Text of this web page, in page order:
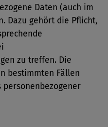
Daten (auch im
Dazu gehört die Pflicht,
zu treffen. Die
bestimmten Fällen
personenbezogener